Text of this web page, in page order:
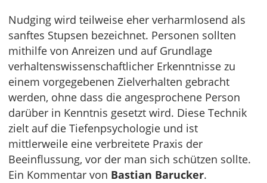
Nudging wird teilweise eher verharmlosend als
sanftes Stupsen bezeichnet. Personen sollten
mithilfe von Anreizen und auf Grundlage
verhaltenswissenschaftlicher Erkenntnisse zu
einem vorgegebenen Zielverhalten gebracht
werden, ohne dass die angesprochene Person
darüber in Kenntnis gesetzt wird. Diese Technik
zielt auf die Tiefenpsychologie und ist
mittlerweile eine verbreitete Praxis der
Beeinflussung, vor der man sich schützen sollte.
Ein Kommentar von Bastian Barucker.